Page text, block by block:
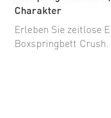
Charakter
Erleben Sie zeitlose
Boxspringbett